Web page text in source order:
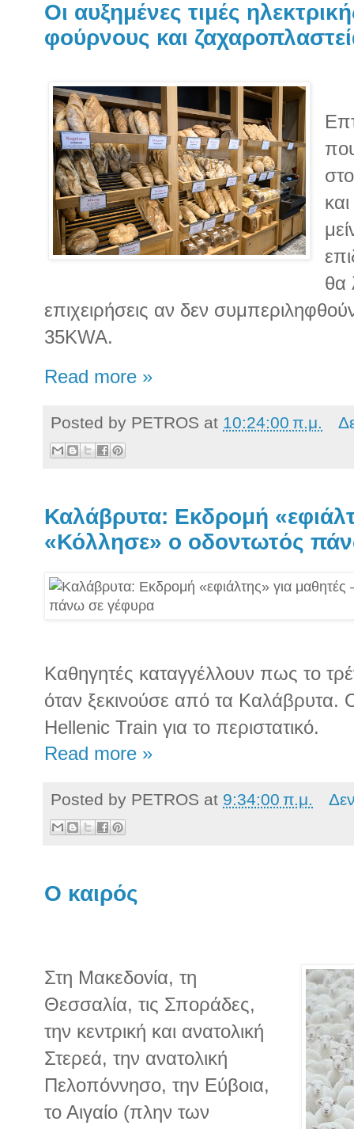
Οι αυξημένες τιμές
φούρνους και
θα
επιχειρήσεις αν δεν
35KWA.
Read more »
Posted by PETROS at 10:24:00 π.μ.
Καλάβρυτα: Εκδρομή
«Κόλλησε» ο οδοντωτός
Καθηγητές καταγγέλλουν πως το
όταν ξεκινούσε από τα
Hellenic Train για το περιστατικό.
Read more »
Posted by PETROS at 9:34:00 π.μ.
O καιρός
Στη Μακεδονία, τη
Θεσσαλία, τις Σποράδες,
την κεντρική και ανατολική
Στερεά, την ανατολική
Πελοπόννησο, την Εύβοια,
το Αιγαίο (πλην των